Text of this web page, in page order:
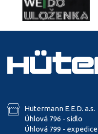
Hütermann E.E.D. a.s.
Úhlová 796 - sídlo
Úhlová 799 - expedice